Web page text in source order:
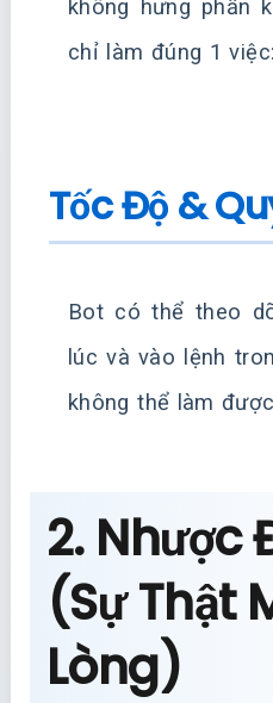
không hưng phấn
chỉ làm đúng 1 việc:
Tốc Độ &
Bot có thể theo
lúc và vào lệnh
không thể làm
2. Nhược
(Sự Thật
Lòng)